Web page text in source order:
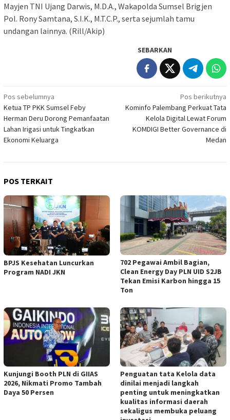
Mayjen TNI Ujang Darwis, M.D.A., Wakapolda Sumsel Brigjen
Pol. Rony Samtana, S.I.K., M.T.C.P., serta sejumlah tamu
undangan lainnya. (Rill/Akip)
SEBARKAN
Navigasi
pos
Pos sebelumnya
Ketua TP PKK Sumsel Feby
Herman Deru Dorong Pemanfaatan
Lahan Irigasi untuk Tingkatkan
Ekonomi Keluarga
Pos berikutnya
Kominfo Palembang Perkuat Tata
Kelola Digital Lewat Forum
KOMDIGI Better Governance di
Medan
POS TERKAIT
BPJS Kesehatan Luncurkan
Program NADI JKN
702 Pegawai Ambil Bagian,
Clean Energy Day PLN UID S2JB
Tekan Emisi Karbon hingga 15
Ton
Kunjungi Booth PLN di GIIAS
2026, Nikmati Promo Tambah
Daya 50 Persen
Penguatan tata Kelola data
dinilai menjadi langkah
penting untuk meningkatkan
kualitas informasi daerah
sekaligus membuka peluang